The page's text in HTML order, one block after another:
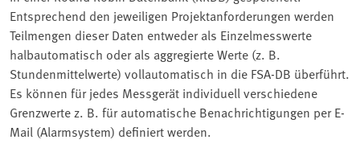
Entsprechend den jeweiligen Projektanforderungen werden
Teilmengen dieser Daten entweder als Einzelmesswerte
halbautomatisch oder als aggregierte Werte (z. B.
Stundenmittelwerte) vollautomatisch in die FSA-DB überführt.
Es können für jedes Messgerät individuell verschiedene
Grenzwerte z. B. für automatische Benachrichtigungen per E-
Mail (Alarmsystem) definiert werden.